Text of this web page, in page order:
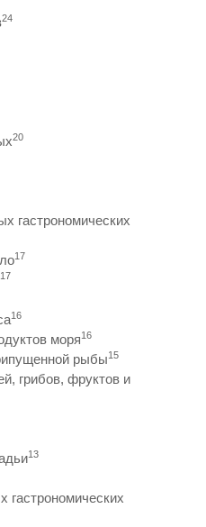
24
20
гастрономических
17
17
16
моря16
рыбы15
грибов, фруктов и
13